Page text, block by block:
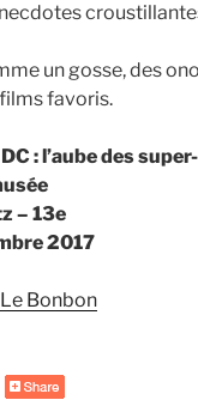
un gosse, des
favoris.
: l’aube des
– 13e
2017
Le Bonbon